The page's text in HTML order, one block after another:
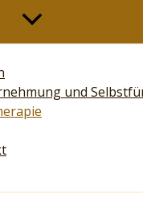
und